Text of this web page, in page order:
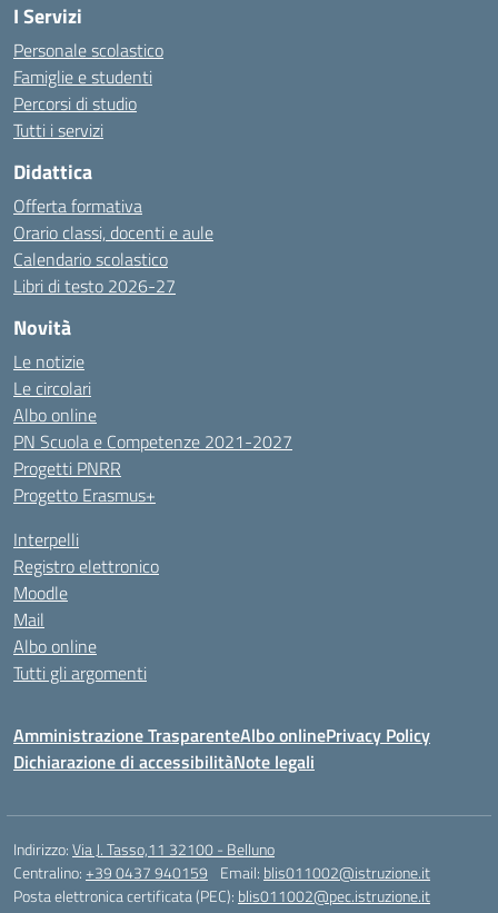
I Servizi
Personale scolastico
Famiglie e studenti
Percorsi di studio
Tutti i servizi
Didattica
Offerta formativa
Orario classi, docenti e aule
Calendario scolastico
Libri di testo 2026-27
Novità
Le notizie
Le circolari
Albo online
PN Scuola e Competenze 2021-2027
Progetti PNRR
Progetto Erasmus+
Interpelli
Registro elettronico
Moodle
Mail
Albo online
Tutti gli argomenti
Amministrazione TrasparenteAlbo onlinePrivacy Policy
Dichiarazione di accessibilitàNote legali
Indirizzo:Via J. Tasso,11 32100 - Belluno
Centralino:+39 0437 940159 Email: blis011002@istruzione.it
Posta elettronica certificata (PEC): blis011002@pec.istruzione.it